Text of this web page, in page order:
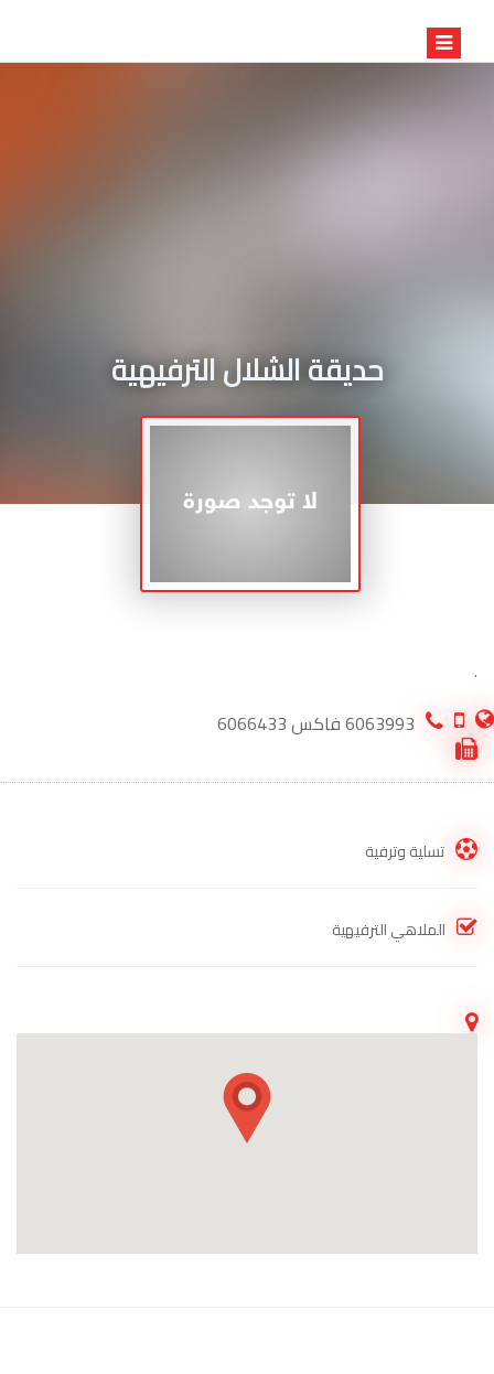
حديقة الشلال الترفيهية
.
6063993 فاكس 6066433
تسلية وترفية
الملاهي الترفيهية